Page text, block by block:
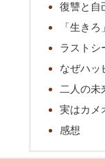
復讐と自
「生き
ラストシ
なぜハッ
二人の未
実はカメ
感想